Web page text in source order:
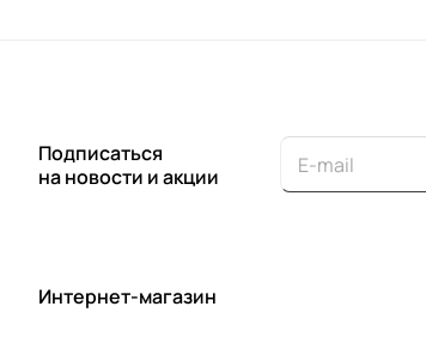
Подписаться
на новости и акции
Интернет-магазин